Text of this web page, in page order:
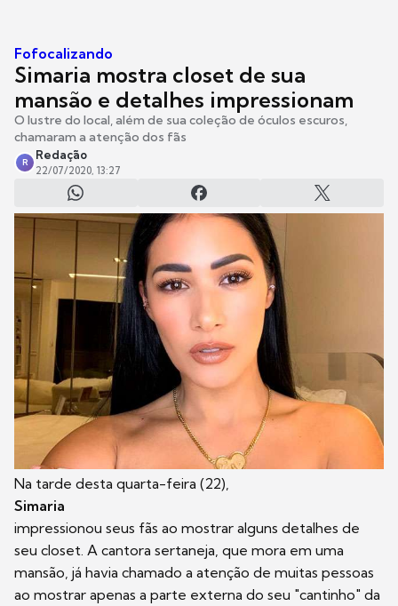
Fofocalizando
Simaria mostra closet de sua
mansão e detalhes impressionam
O lustre do local, além de sua coleção de óculos escuros,
chamaram a atenção dos fãs
R
Redação
22/07/2020, 13:27
Na tarde desta quarta-feira (22),
Simaria
impressionou seus fãs ao mostrar alguns detalhes de
seu closet. A cantora sertaneja, que mora em uma
mansão, já havia chamado a atenção de muitas pessoas
ao mostrar apenas a parte externa do seu "cantinho" da